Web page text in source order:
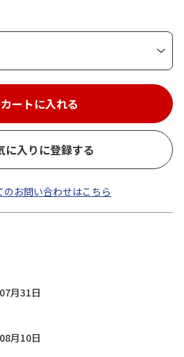
カートに入れる
に入りに登録する
のお問い合わせはこちら
月31日
月10日